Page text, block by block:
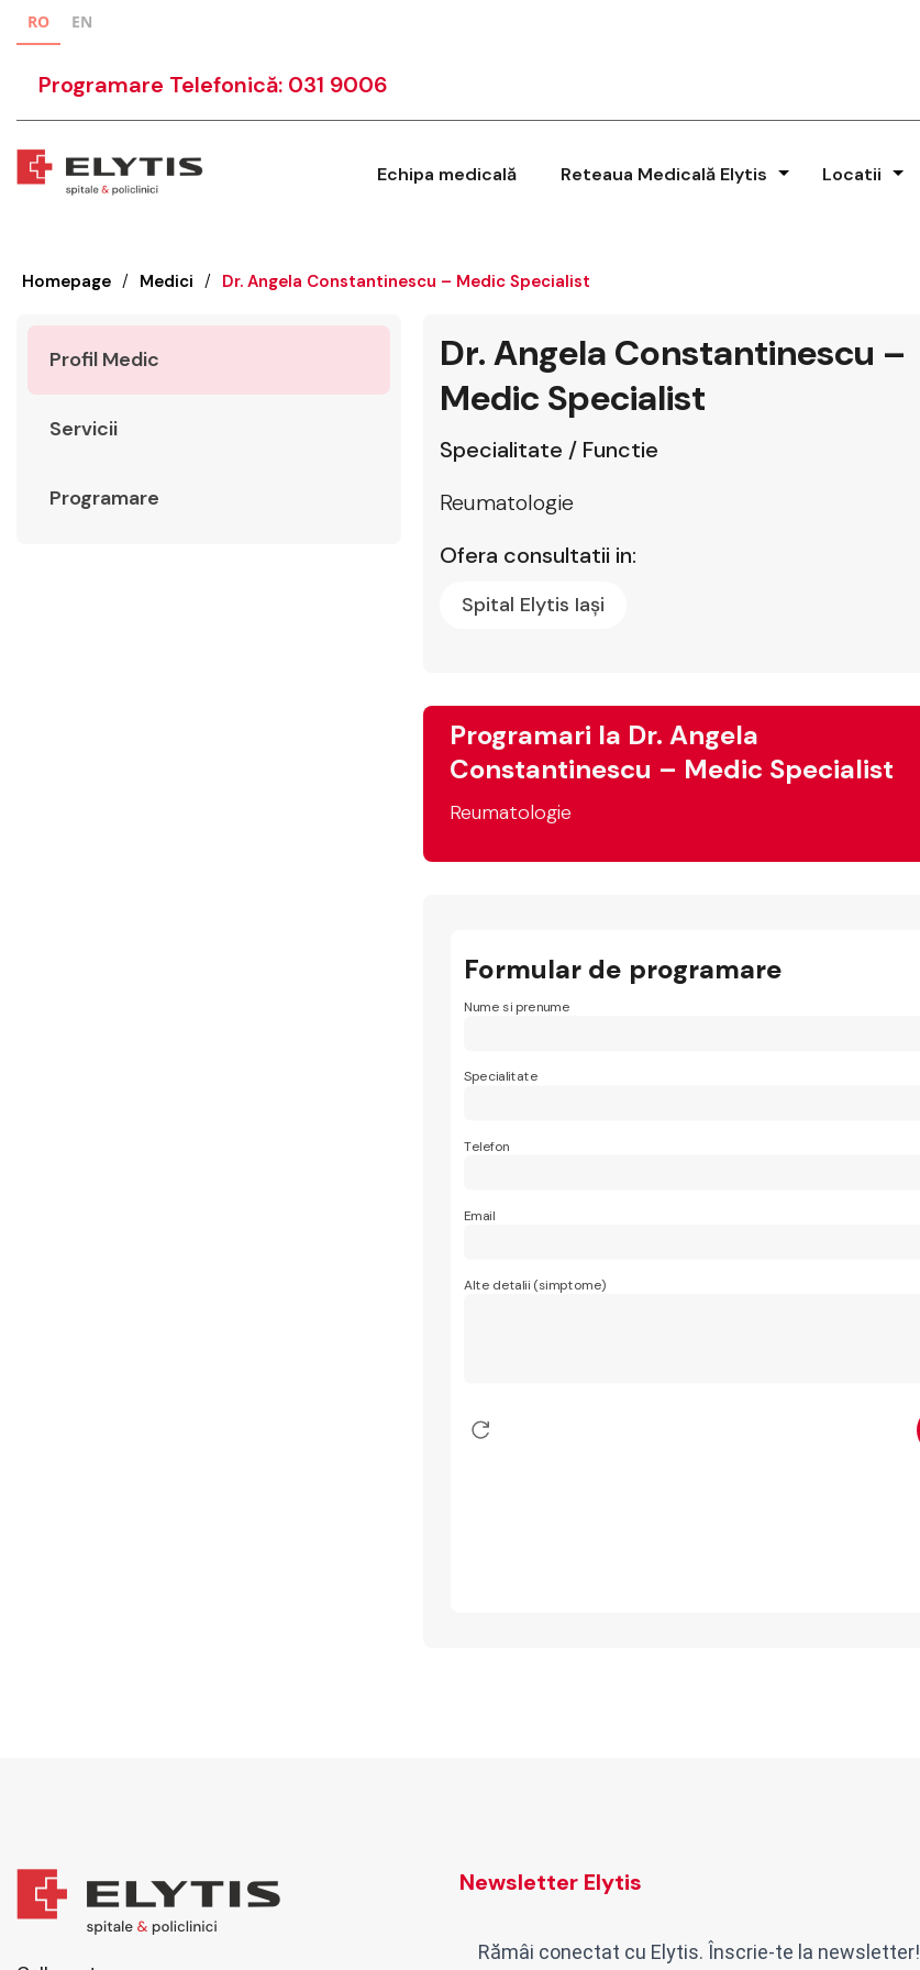
RO EN
Programare Telefonică: 031 9006
Echipa medicală Reteaua Medicală Elytis Locatii
Homepage / Medici / Dr. Angela Constantinescu – Medic Specialist
Profil Medic
Servicii
Programare
Dr. Angela Constantinescu –
Medic Specialist
Specialitate / Functie
Reumatologie
Ofera consultatii in:
Spital Elytis Iași
Programari la Dr. Angela
Constantinescu – Medic Specialist
Reumatologie
Formular de programare
Nume si prenume
Specialitate
Telefon
Email
Alte detalii (simptome)
Newsletter Elytis
Rămâi conectat cu Elytis. Înscrie-te la newsletter!